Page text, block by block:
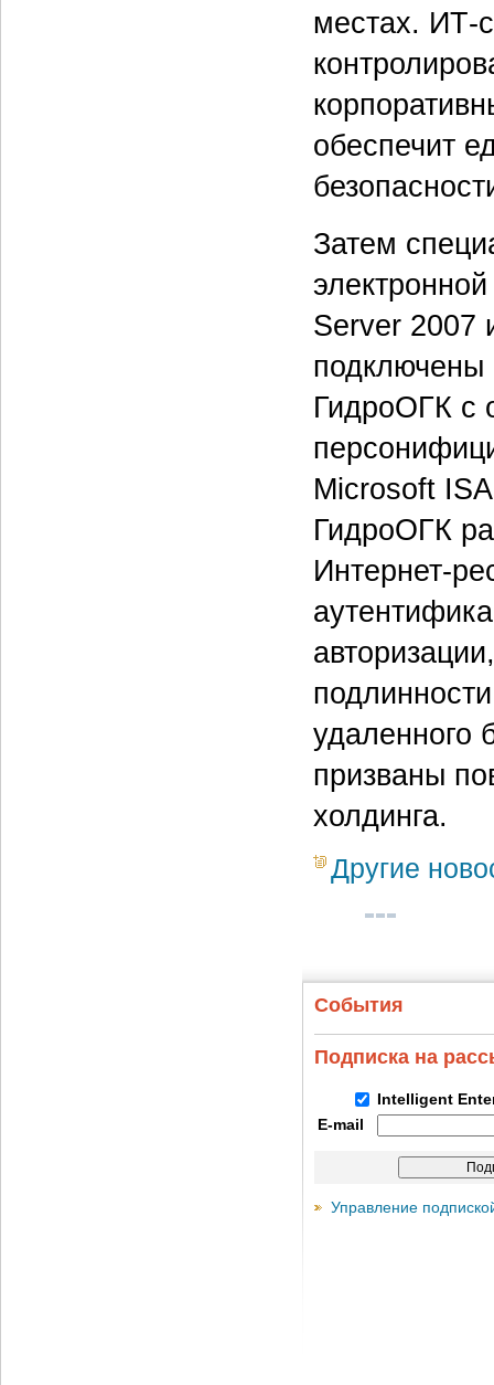
местах. ИТ-
обеспечит
Затем
Server 2007
подключены
ГидроОГК с
Microsoft
ГидроОГК
Интернет-
удаленного
призваны
холдинга.
Другие
События
Подписка на
Intelligent
E-mail
Управление